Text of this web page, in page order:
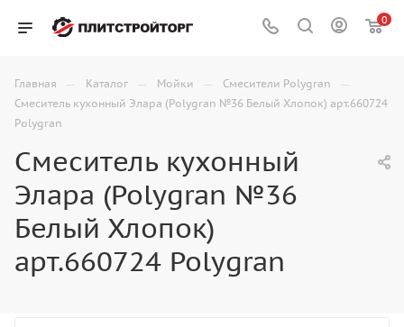
0
Главная — Каталог — Мойки — Смесители Polygran —
Смеситель кухонный Элара (Polygran №36 Белый Хлопок) арт.660724
Polygran
Смеситель кухонный
Элара (Polygran №36
Белый Хлопок)
арт.660724 Polygran